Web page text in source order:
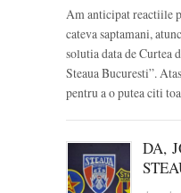
Am anticipat reactiile
cateva saptamani,
solutia data de Curtea
Steaua Bucuresti”.
pentru a o putea citi
DA,